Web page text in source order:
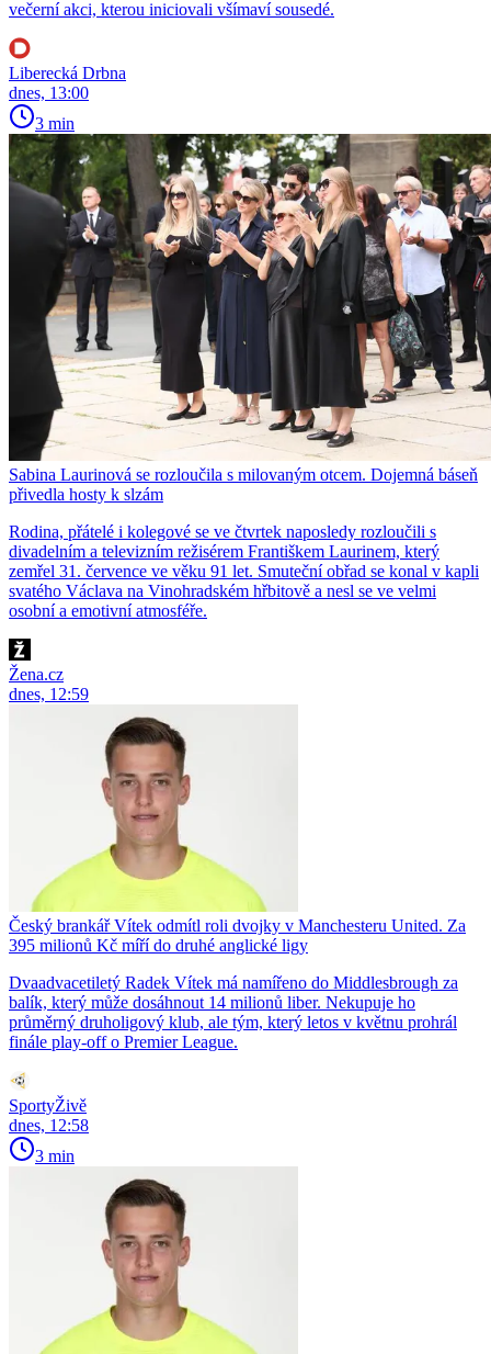
večerní akci, kterou iniciovali všímaví sousedé.
Liberecká Drbna
dnes, 13:00
3 min
Sabina Laurinová se rozloučila s milovaným otcem. Dojemná báseň
přivedla hosty k slzám
Rodina, přátelé i kolegové se ve čtvrtek naposledy rozloučili s
divadelním a televizním režisérem Františkem Laurinem, který
zemřel 31. července ve věku 91 let. Smuteční obřad se konal v kapli
svatého Václava na Vinohradském hřbitově a nesl se ve velmi
osobní a emotivní atmosféře.
Žena.cz
dnes, 12:59
Český brankář Vítek odmítl roli dvojky v Manchesteru United. Za
395 milionů Kč míří do druhé anglické ligy
Dvaadvacetiletý Radek Vítek má namířeno do Middlesbrough za
balík, který může dosáhnout 14 milionů liber. Nekupuje ho
průměrný druholigový klub, ale tým, který letos v květnu prohrál
finále play-off o Premier League.
SportyŽivě
dnes, 12:58
3 min